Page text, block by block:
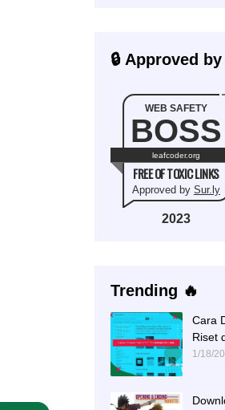
🔒 Approved
WEB SAFETY
BOSS
leafcoder.org
FREE OF TOXIC LINKS
Approved by Sur.ly
2023
Trending 🔥
Cara
Riset
1/18/